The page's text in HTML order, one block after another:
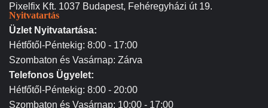
Pixelfix Kft. 1037 Budapest, Fehéregyházi út 19.
Nyitvatartás
Üzlet Nyitvatartása:
Hétfőtől-Péntekig: 8:00 - 17:00
Szombaton és Vasárnap: Zárva
Telefonos Ügyelet:
Hétfőtől-Péntekig: 8:00 - 20:00
Szombaton és Vasárnap: 10:00 - 17:00